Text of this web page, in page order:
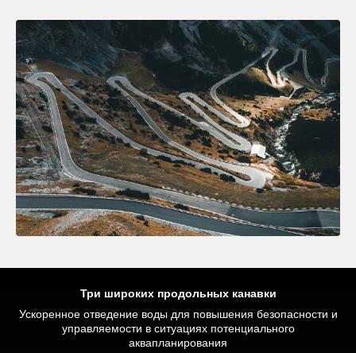
Три широких продольных канавки
Ускоренное отведение воды для повышения безопасности и
управляемости в ситуациях потенциального
аквапланирования
Улучшенная тормозная эффективность и сцепление на
высоких скоростях благодаря повышенной жесткости
протектора, а также оптимальной и постоянной площади
Оптимальное распределение давления для обеспечения
безопасности в условиях критического торможения при
движении по прямой и на поворотах